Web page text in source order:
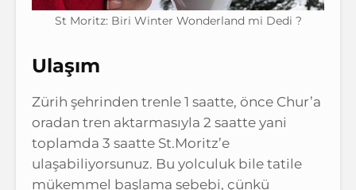
St Moritz: Biri Winter Wonderland mi Dedi ?
Ulaşım
Zürih şehrinden trenle 1 saatte, önce Chur’a
oradan tren aktarmasıyla 2 saatte yani
toplamda 3 saatte St.Moritz’e
ulaşabiliyorsunuz. Bu yolculuk bile tatile
mükemmel başlama sebebi, çünkü